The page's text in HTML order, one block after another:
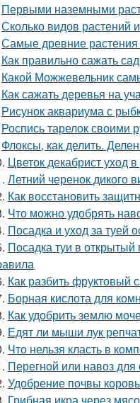
Первыми наземными
Сколько видов растений
Самые древние
Как правильно сажать
Какой Можжевельник
Как сажать деревья на
Рисунок аквариума с
Роспись тарелок своими
Флоксы, как делить.
Цветок декабрист уход
Летний черенок дикого
Как восстановить
Что можно удобрять
Посадка и уход за туей
Посадка туи в открытый
Как разбить фруктовый
Борная кислота для
Как удобрить землю
Едят ли мыши лук
Что нельзя класть в
Перегной или навоз
Удобрение почвы